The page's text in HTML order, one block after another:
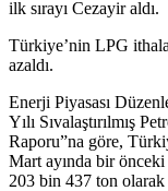
ilk sırayı Cezayir aldı.
Türkiye’nin LPG
azaldı.
Enerji Piyasası
Yılı Sıvalaştırılmış
Raporu”na göre,
Mart ayında bir önceki
203 bin 437 ton olarak